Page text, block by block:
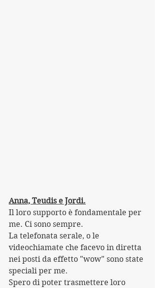
Anna, Teudis e Jordi.
Il loro supporto è fondamentale per
me. Ci sono sempre.
La telefonata serale, o le
videochiamate che facevo in diretta
nei posti da effetto "wow" sono state
speciali per me.
Spero di poter trasmettere loro